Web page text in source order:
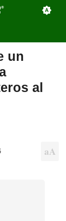
un
al